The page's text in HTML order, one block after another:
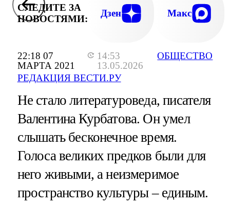
22:18 07
МАРТА 2021
14:53
13.05.2026
РЕДАКЦИЯ ВЕСТИ.РУ
ОБЩЕСТВО
СЛЕДИТЕ ЗА
НОВОСТЯМИ:
Дзен Макс
Не стало литературоведа, писателя
Валентина Курбатова. Он умел
слышать бесконечное время.
Голоса великих предков были для
него живыми, а неизмеримое
пространство культуры – единым.